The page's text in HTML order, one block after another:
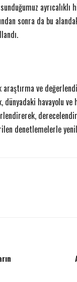
ayrıcalıklı
sonra da bu
araştırma ve
dünyadaki havayolu
denetlemelerle